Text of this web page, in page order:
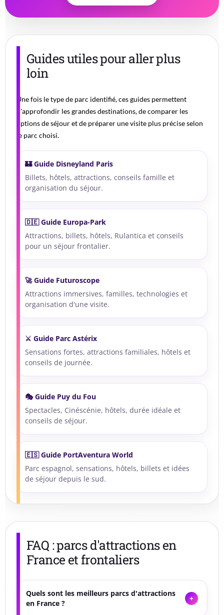
Guides utiles pour aller plus
loin
Une fois le type de parc identifié, ces guides permettent
d'approfondir les grandes destinations, de comparer les
options de séjour et de préparer une visite plus précise selon
le parc choisi.
🏰 Guide Disneyland Paris
Billets, hôtels, attractions, conseils famille et
organisation du séjour.
🇩🇪 Guide Europa-Park
Attractions, billets, hôtels, Rulantica et conseils
pour un séjour frontalier.
🚀 Guide Futuroscope
Attractions immersives, familles, technologies et
organisation d'une visite.
⚔️ Guide Parc Astérix
Sensations fortes, attractions familiales, hôtels et
conseils de journée.
🎭 Guide Puy du Fou
Spectacles, Cinéscénie, hôtels, durée idéale et
conseils de séjour.
🇪🇸 Guide PortAventura World
Parc espagnol, sensations, hôtels, billets et idées
de séjour depuis le sud.
FAQ : parcs d'attractions en
France et frontaliers
Quels sont les meilleurs parcs d'attractions
en France ?